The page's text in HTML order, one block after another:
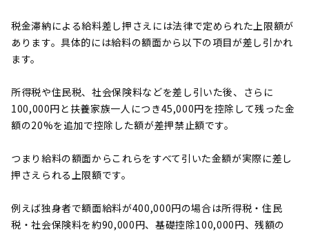
税金滞納による給料差し押さえには法律で定められた上限額が
あります。具体的には給料の額面から以下の項目が差し引かれ
ます。
所得税や住民税、社会保険料などを差し引いた後、さらに
100,000円と扶養家族一人につき45,000円を控除して残った金
額の20%を追加で控除した額が差押禁止額です。
つまり給料の額面からこれらをすべて引いた金額が実際に差し
押さえられる上限額です。
例えば独身者で額面給料が400,000円の場合は所得税・住民
税・社会保険料を約90,000円、基礎控除100,000円、残額の